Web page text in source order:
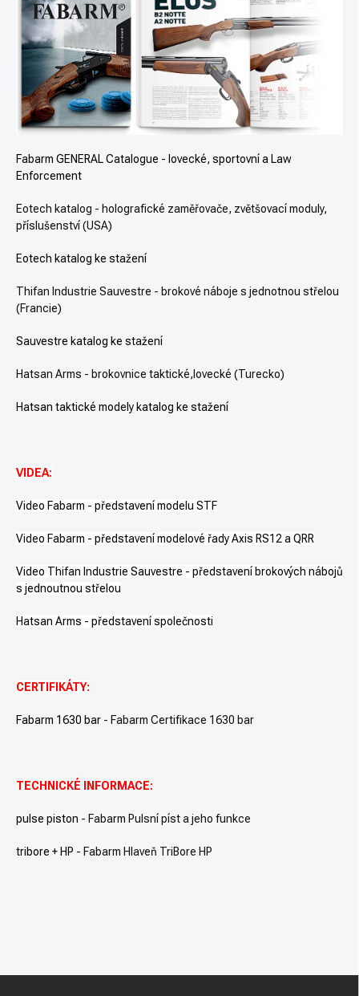
Fabarm GENERAL Catalogue - lovecké, sportovní a Law
Enforcement
Eotech katalog - holografické zaměřovače, zvětšovací moduly,
příslušenství (USA)
Eotech katalog ke stažení
Thifan Industrie Sauvestre - brokové náboje s jednotnou střelou
(Francie)
Sauvestre katalog ke stažení
Hatsan Arms - brokovnice taktické,lovecké (Turecko)
Hatsan taktické modely katalog ke stažení
VIDEA:
Video Fabarm - představení modelu STF
Video Fabarm - představení modelové řady Axis RS12 a QRR
Video Thifan Industrie Sauvestre - představení brokových nábojů
s jednoutnou střelou
Hatsan Arms - představení společnosti
CERTIFIKÁTY:
Fabarm 1630 bar - Fabarm Certifikace 1630 bar
TECHNICKÉ INFORMACE:
pulse piston - Fabarm Pulsní píst a jeho funkce
tribore + HP - Fabarm Hlaveň TriBore HP